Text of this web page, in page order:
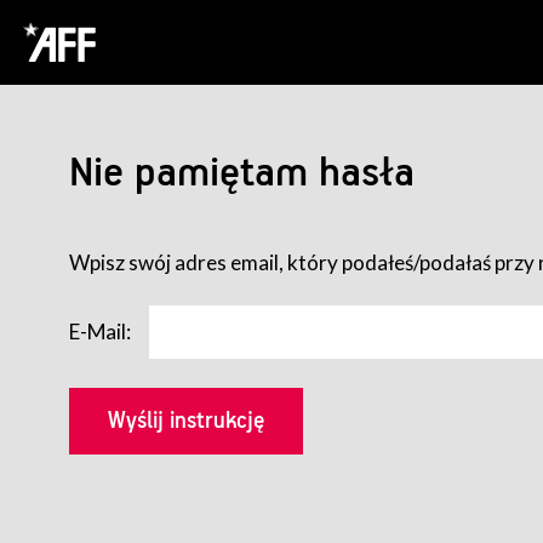
Nie pamiętam hasła
Wpisz swój adres email, który podałeś/podałaś
E-Mail: